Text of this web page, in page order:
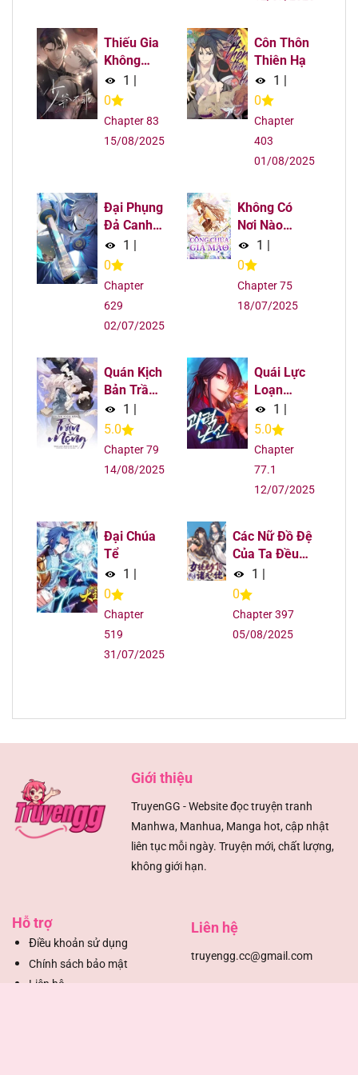
12/08/2025
Chapter 78 12/08/2025
Chapter 77 12/08/2025
12/08/2025
12/08/2025
Chapter 74 12/08/2025
Chapter 73 12/08/2025
12/08/2025
Chapter 70 12/08/2025
Chapter 69 12/08/2025
Chapter 68 12/08/2025
12/08/2025
Chapter 66 12/08/2025
Chapter 65
Chapter 64 12/08/2025
Chapter 60
Chapter 59 12/08/2025
Chapter 56
Chapter 55
Thiếu Gia
Không
Ngoan
1 |
0
Chapter 83
15/08/2025
Côn Thôn
Thiên Hạ
1 |
0
Chapter
403
01/08/2025
Đại Phụng
Đả Canh
Nhân
1 |
0
Chapter
629
02/07/2025
Không Có
Nơi Nào
Dành Cho
Công Chúa
Giả Mạo
1 |
0
Chapter 75
18/07/2025
Quán Kịch
Bản Trần
Mộng
1
5.0
Chapter 79
14/08/2025
Quái Lực
Loạn
Thần
1
5.0
Chapter
77.1
12/07/2025
Đại Chúa
Tể
1
0
Chapter
519
31/07/2025
Các Nữ Đồ Đệ
Của Ta Đều
Là Chư Thiên
Đại Lão
Tương Lai
1
0
Chapter 397
05/08/2025
Giới thiệu
TruyenGG - Website đọc truyện tranh
Manhwa, Manhua, Manga hot, cập nhật
liên tục mỗi ngày. Truyện mới, chất lượng,
không giới hạn.
Hỗ trợ
Điều khoản sử dụng
Chính sách bảo mật
Liên hệ
Liên hệ
truyengg.cc@gmail.com